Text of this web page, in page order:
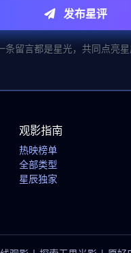
发布星评
条留言都是星光，共同点亮
观影指南
热映榜单
全部类型
星辰独家